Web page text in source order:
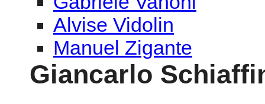
Come musicista ho
compositori come John
con coreografi come